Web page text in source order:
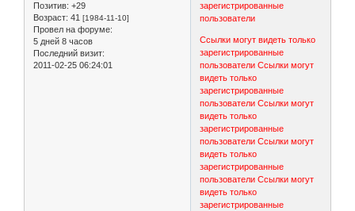
Позитив: +29
Возраст: 41 [1984-11-10]
Провел на форуме:
5 дней 8 часов
Последний визит:
2011-02-25 06:24:01
зарегистрированные
пользователи
Ссылки могут видеть только
зарегистрированные
пользователи Ссылки могут
видеть только
зарегистрированные
пользователи Ссылки могут
видеть только
зарегистрированные
пользователи Ссылки могут
видеть только
зарегистрированные
пользователи Ссылки могут
видеть только
зарегистрированные